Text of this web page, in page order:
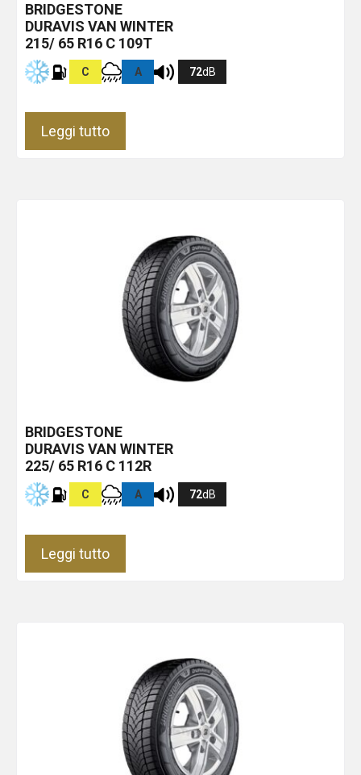
BRIDGESTONE
DURAVIS VAN WINTER
215/ 65 R16 C 109T
C A 72dB
Leggi tutto
BRIDGESTONE
DURAVIS VAN WINTER
225/ 65 R16 C 112R
C A 72dB
Leggi tutto